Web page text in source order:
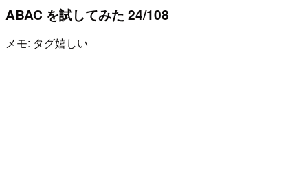
ABAC を試してみた 24/108
メモ: タグ嬉しい